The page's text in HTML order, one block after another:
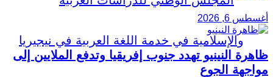
أغسطس 6, 2026
ظاهرة النينيو تهدد جنوب إفريقيا وتدفع الملايين إلى
مواجهة الجوع